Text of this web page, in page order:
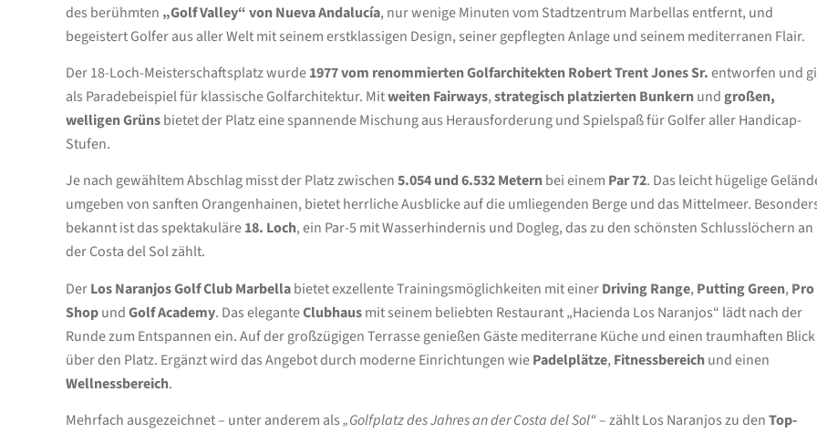
des berühmten „Golf Valley“ von Nueva Andalucía, nur wenige Minuten vom Stadtzentrum Marbellas entfernt, und
begeistert Golfer aus aller Welt mit seinem erstklassigen Design, seiner gepflegten Anlage und seinem mediterranen Flair.
Der 18-Loch-Meisterschaftsplatz wurde1977 vom renommierten Golfarchitekten Robert Trent Jones Sr.entworfen und
als Paradebeispiel für klassische Golfarchitektur. Mitweiten Fairways,strategisch platzierten Bunkernundgroßen,
welligen Grünsbietet der Platz eine spannende Mischung aus Herausforderung und Spielspaß für Golfer aller Handicap-
Stufen.
Je nach gewähltem Abschlag misst der Platz zwischen5.054 und 6.532 Meternbei einem Par 72. Das leicht hügelige
umgeben von sanften Orangenhainen, bietet herrliche Ausblicke auf die umliegenden Berge und das Mittelmeer.
bekannt ist das spektakuläre18. Loch, ein Par-5 mit Wasserhindernis und Dogleg, das zu den schönsten Schlusslöchern an
der Costa del Sol zählt.
DerLos Naranjos Golf Club Marbellabietet exzellente Trainingsmöglichkeiten mit einerDriving Range, Putting Green, Pro
ShopundGolf Academy. Das eleganteClubhausmit seinem beliebten Restaurant „Hacienda Los Naranjos“ lädt nach der
Runde zum Entspannen ein. Auf der großzügigen Terrasse genießen Gäste mediterrane Küche und einen traumhaften Blick
über den Platz. Ergänzt wird das Angebot durch moderne Einrichtungen wiePadelplätze, Fitnessbereichund einen
Wellnessbereich.
Mehrfach ausgezeichnet – unter anderem als„Golfplatz des Jahres an der Costa del Sol“– zählt Los Naranjos zu denTop-